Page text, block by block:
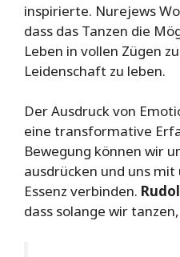
inspirierte. Nurejews
dass das Tanzen die
Leben in vollen Zügen
Leidenschaft zu leben.
Der Ausdruck von
eine transformative
Bewegung können wir
ausdrücken und uns
Essenz verbinden.
dass solange wir